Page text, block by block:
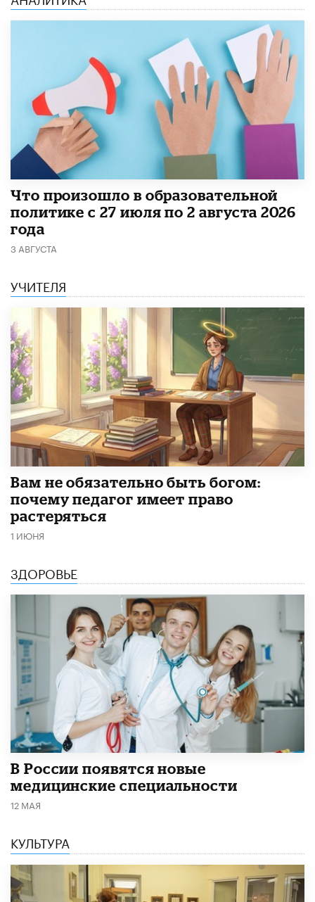
​Что произошло в образовательной
политике с 27 июля по 2 августа 2026
года
3 АВГУСТА
УЧИТЕЛЯ
​Вам не обязательно быть богом:
почему педагог имеет право
растеряться
1 ИЮНЯ
ЗДОРОВЬЕ
В России появятся новые
медицинские специальности
12 МАЯ
КУЛЬТУРА